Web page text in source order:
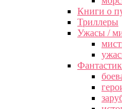
Книги о
Триллеры
Ужасы /